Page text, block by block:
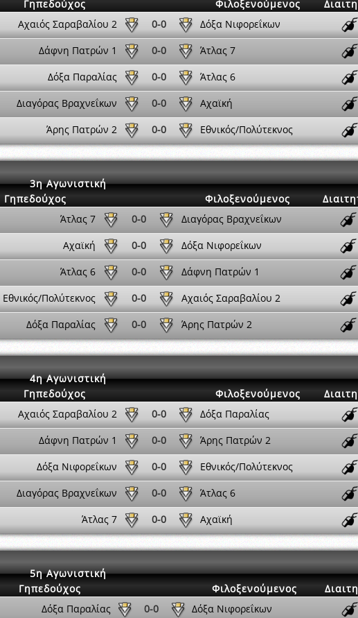
Γηπεδούχος Φιλοξενούμενος
Αχαιός Σαραβαλίου 2 0-0
Δόξα Νιφορεΐκων
Δάφνη Πατρών 1 0-0
Άτλας 7
Δόξα Παραλίας 0-0
Άτλας 6
Διαγόρας Βραχνεΐκων 0-0
Αχαϊκή
Άρης Πατρών 2 0-0 Εθνικός/Πολύτεκνος
3η Αγωνιστική
Γηπεδούχος Φιλοξενούμενος
Άτλας 7 0-0
Διαγόρας Βραχνεΐκων
Αχαϊκή 0-0
Δόξα Νιφορεΐκων
Άτλας 6 0-0
Δάφνη Πατρών 1
Εθνικός/Πολύτεκνος 0-0
Αχαιός Σαραβαλίου 2
Δόξα Παραλίας 0-0 Άρης Πατρών 2
4η Αγωνιστική
Γηπεδούχος Φιλοξενούμενος
Αχαιός Σαραβαλίου 2 0-0
Δόξα Παραλίας
Δάφνη Πατρών 1 0-0
Άρης Πατρών 2
Δόξα Νιφορεΐκων 0-0
Εθνικός/Πολύτεκνος
Διαγόρας Βραχνεΐκων 0-0
Άτλας 6
Άτλας 7 0-0 Αχαϊκή
5η Αγωνιστική
Γηπεδούχος Φιλοξενούμενος
Δόξα Παραλίας 0-0
Δόξα Νιφορεΐκων